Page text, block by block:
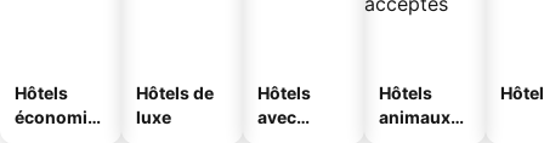
Hôtels
économiq
Hôtels de
luxe
Hôtels
avec
Hôtels
animaux